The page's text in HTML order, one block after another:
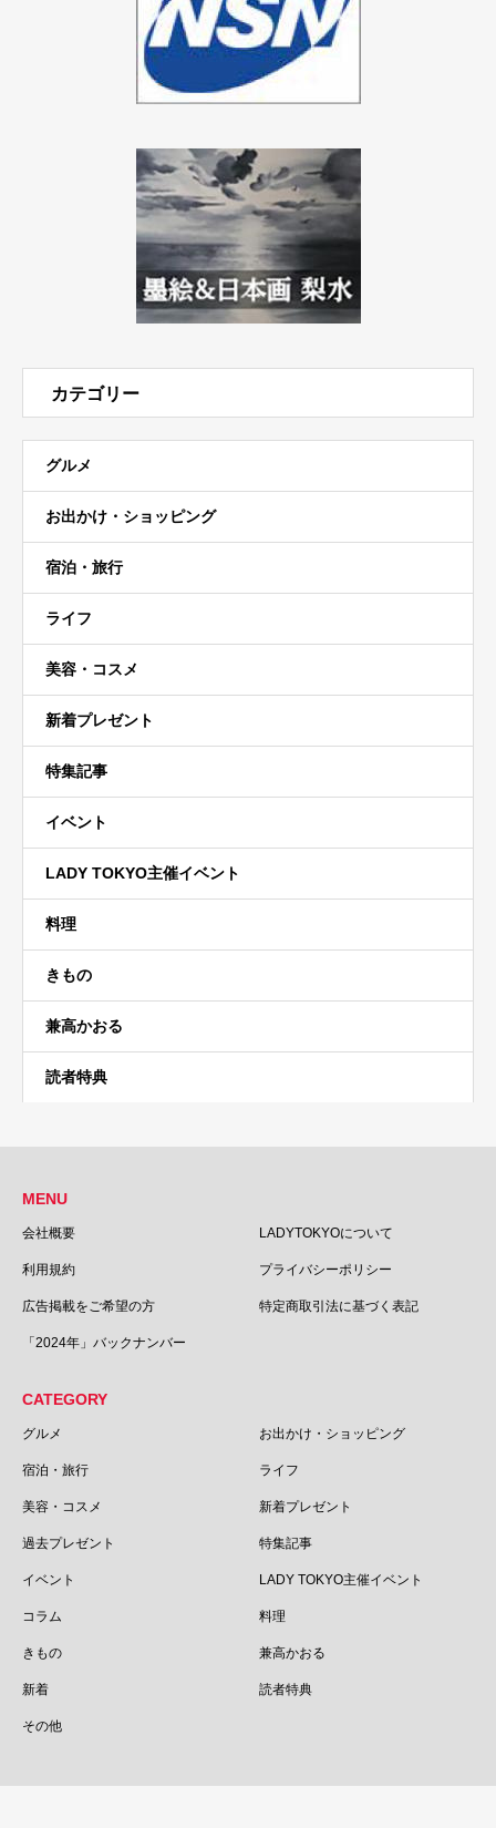
カテゴリー
グルメ
お出かけ・ショッピング
宿泊・旅行
ライフ
美容・コスメ
新着プレゼント
特集記事
イベント
LADY TOKYO主催イベント
料理
きもの
兼高かおる
読者特典
MENU
会社概要 LADYTOKYOについて
利用規約 プライバシーポリシー
広告掲載をご希望の方 特定商取引法に基づく表記
「2024年」バックナンバー
CATEGORY
グルメ お出かけ・ショッピング
宿泊・旅行 ライフ
美容・コスメ 新着プレゼント
過去プレゼント 特集記事
イベント LADY TOKYO主催イベント
コラム 料理
きもの 兼高かおる
新着 読者特典
その他